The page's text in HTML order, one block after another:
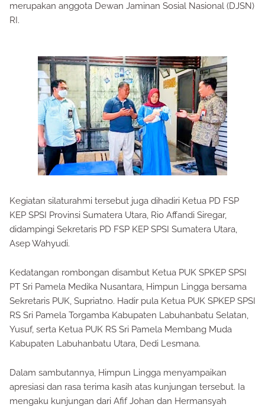
merupakan anggota Dewan Jaminan Sosial Nasional (DJSN)
RI.
Kegiatan silaturahmi tersebut juga dihadiri Ketua PD FSP
KEP SPSI Provinsi Sumatera Utara, Rio Affandi Siregar,
didampingi Sekretaris PD FSP KEP SPSI Sumatera Utara,
Asep Wahyudi.
Kedatangan rombongan disambut Ketua PUK SPKEP SPSI
PT Sri Pamela Medika Nusantara, Himpun Lingga bersama
Sekretaris PUK, Supriatno. Hadir pula Ketua PUK SPKEP SPSI
RS Sri Pamela Torgamba Kabupaten Labuhanbatu Selatan,
Yusuf, serta Ketua PUK RS Sri Pamela Membang Muda
Kabupaten Labuhanbatu Utara, Dedi Lesmana.
Dalam sambutannya, Himpun Lingga menyampaikan
apresiasi dan rasa terima kasih atas kunjungan tersebut. Ia
mengaku kunjungan dari Afif Johan dan Hermansyah